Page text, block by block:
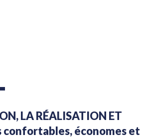
LA RÉALISATION ET
confortables, économes et